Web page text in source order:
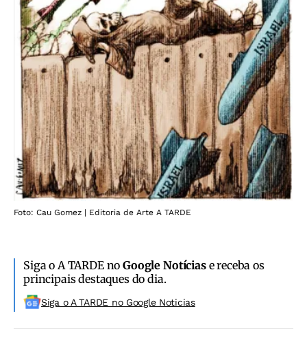
Foto: Cau Gomez | Editoria de Arte A TARDE
Siga o A TARDE noGoogle Notíciase receba os
principais destaques do dia.
Siga o A TARDE no Google Noticias